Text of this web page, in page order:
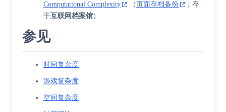
Computational Complexity
（页面存档备份
，存
于互联网档案馆）
参见
时间复杂度
游戏复杂度
空间复杂度